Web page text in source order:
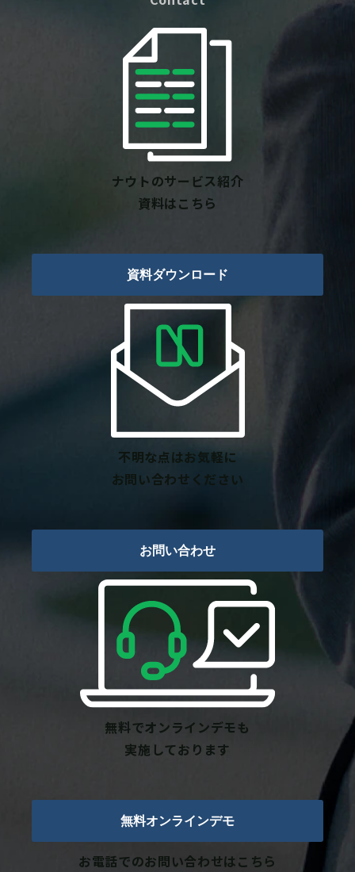
ナウトのサービス紹介
資料はこちら
資料ダウンロード
不明な点はお気軽に
お問い合わせください
お問い合わせ
無料でオンラインデモも
実施しております
無料オンラインデモ
お電話でのお問い合わせはこちら